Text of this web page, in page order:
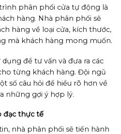
phân phối cửa tự động là
hàng. Nhà phân phối sẽ
hàng về loại cửa, kích thước,
mà khách hàng mong muốn.
để tư vấn và đưa ra các
từng khách hàng. Đội ngũ
số câu hỏi để hiểu rõ hơn về
những gợi ý hợp lý.
đạc thực tế
nhà phân phối sẽ tiến hành